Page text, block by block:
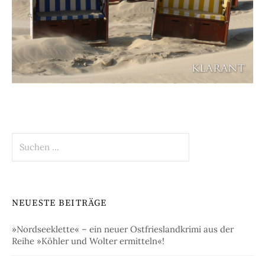
nach:
NEUESTE BEITRÄGE
»Nordseeklette« – ein neuer Ostfrieslandkrimi aus der
Reihe »Köhler und Wolter ermitteln«!